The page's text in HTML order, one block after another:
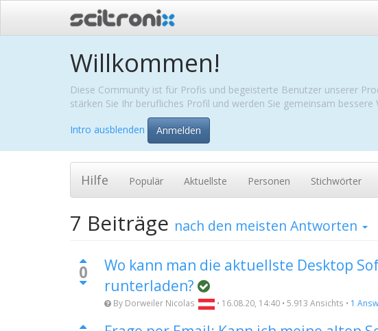
Willkommen!
Diese Community ist für Profis und begeisterte Benutzer unserer
stärken Sie Ihr berufliches Profil und werden Sie gemeinsam bessere
Intro ausblenden
Anmelden
Hilfe Populär Aktuellste Personen Stichwörter
7 Beiträge nach den meisten Antworten
0
Wo kann man die aktuellste Desktop
runterladen?
By Dorweiler Nicolas • 16.08.20, 14:40 • 5.913 Ansichts • 1